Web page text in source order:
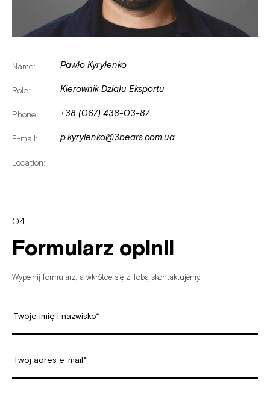
Name: Pawło Kyryłenko
Role: Kierownik Działu Eksportu
Phone: +38 (067) 438-03-87
E-mail: p.kyrylenko@3bears.com.ua
Location:
04
Formularz opinii
Wypełnij formularz, a wkrótce się z Tobą skontaktujemy.